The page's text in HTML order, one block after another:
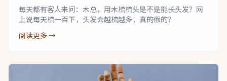
每天都有客人来问：木总，用木梳梳头是不是能长头发？网
上说每天梳一百下，头发会越梳越多，真的假的？
阅读更多 →